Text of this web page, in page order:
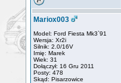
Mariox003
Model: Ford Fiesta Mk3`91
Wersja: Xr2i
Silnik: 2.0/16V
Imię: Marek
Wiek: 31
Dołączył: 16 Gru 2011
Posty: 478
Skąd: Pisarzowice